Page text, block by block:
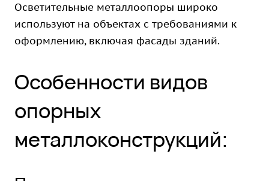
Осветительные металлоопоры широко
используют на объектах с требованиями к
оформлению, включая фасады зданий.
Особенности видов
опорных
металлоконструкций: